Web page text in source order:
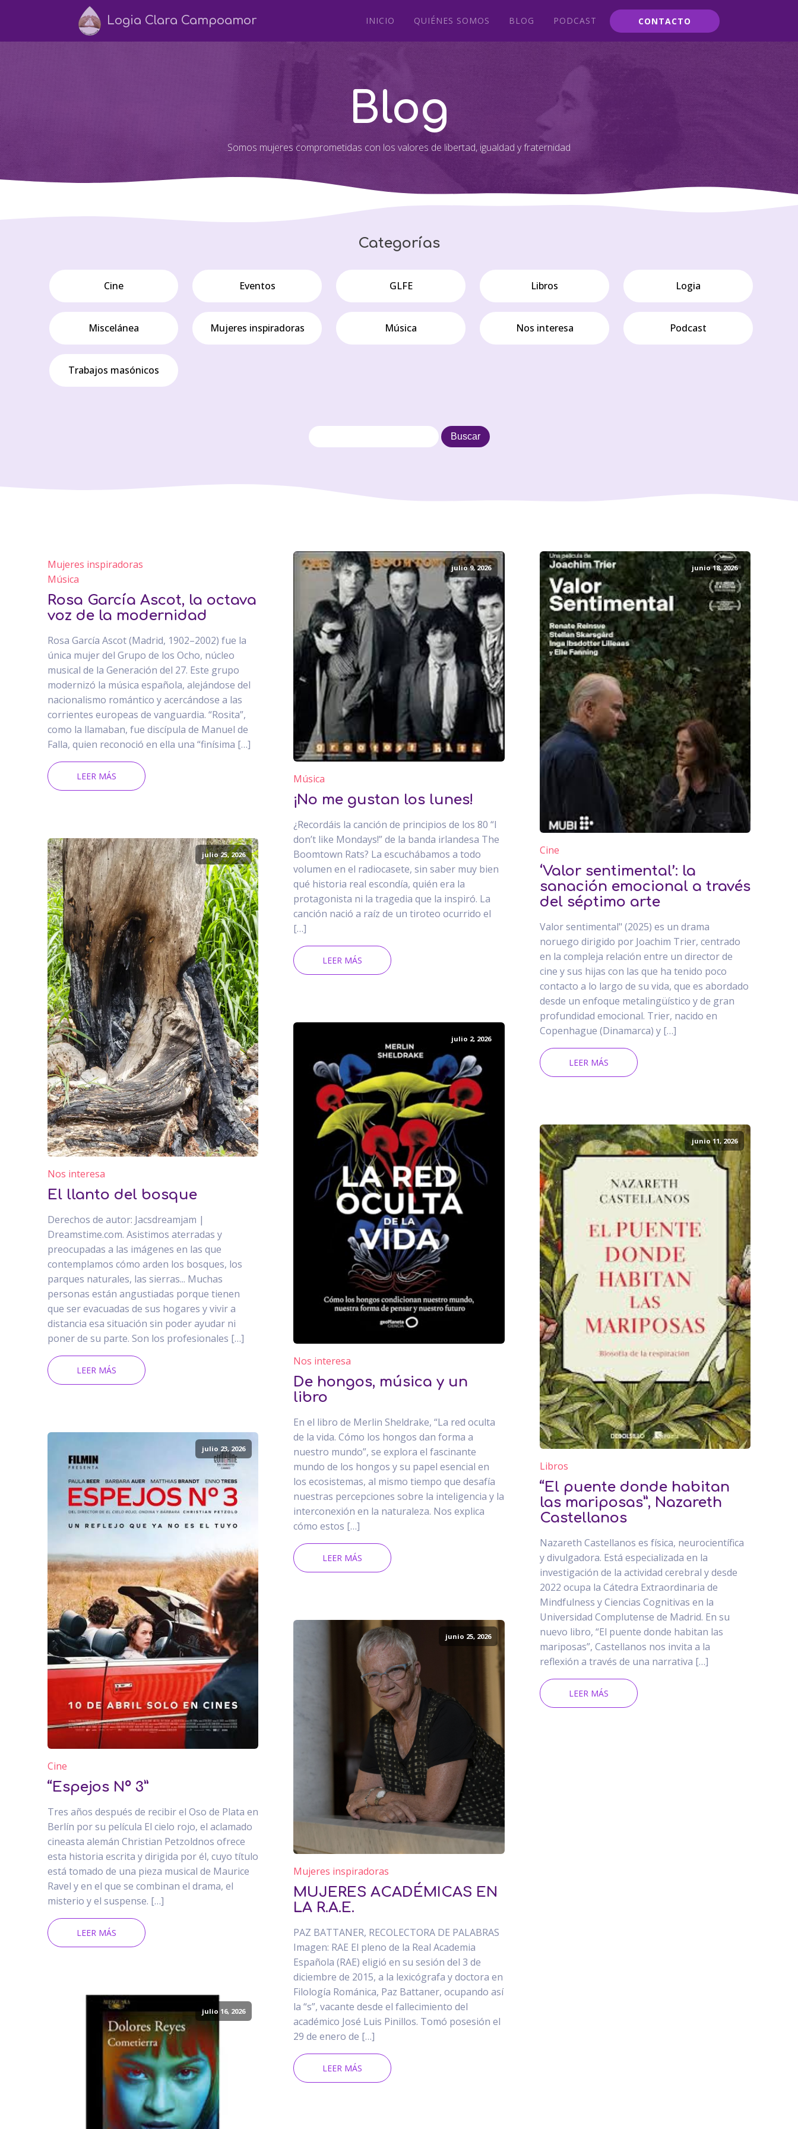
Logia Clara Campoamor INICIO QUIÉNES SOMOS BLOG PODCAST CONTACTO
Blog
Somos mujeres comprometidas con los valores de libertad, igualdad y fraternidad
Categorías
Cine Eventos GLFE Libros Logia
Miscelánea Mujeres inspiradoras Música Nos interesa Podcast
Trabajos masónicos
Mujeres inspiradoras
Música
Rosa García Ascot, la octava
voz de la modernidad
Rosa García Ascot (Madrid, 1902–2002) fue la
única mujer del Grupo de los Ocho, núcleo
musical de la Generación del 27. Este grupo
modernizó la música española, alejándose del
nacionalismo romántico y acercándose a las
corrientes europeas de vanguardia. “Rosita”,
como la llamaban, fue discípula de Manuel de
Falla, quien reconoció en ella una “finísima […]
LEER MÁS
julio 25, 2026
Nos interesa
El llanto del bosque
Derechos de autor: Jacsdreamjam |
Dreamstime.com. Asistimos aterradas y
preocupadas a las imágenes en las que
contemplamos cómo arden los bosques, los
parques naturales, las sierras... Muchas
personas están angustiadas porque tienen
que ser evacuadas de sus hogares y vivir a
distancia esa situación sin poder ayudar ni
poner de su parte. Son los profesionales […]
LEER MÁS
julio 23, 2026
Cine
“Espejos Nº 3”
Tres años después de recibir el Oso de Plata en
Berlín por su película El cielo rojo, el aclamado
cineasta alemán Christian Petzoldnos ofrece
esta historia escrita y dirigida por él, cuyo título
está tomado de una pieza musical de Maurice
Ravel y en el que se combinan el drama, el
misterio y el suspense. […]
LEER MÁS
julio 16, 2026
julio 9, 2026
Música
¡No me gustan los lunes!
¿Recordáis la canción de principios de los 80 “I
don’t like Mondays!” de la banda irlandesa The
Boomtown Rats? La escuchábamos a todo
volumen en el radiocasete, sin saber muy bien
qué historia real escondía, quién era la
protagonista ni la tragedia que la inspiró. La
canción nació a raíz de un tiroteo ocurrido el
[…]
LEER MÁS
julio 2, 2026
Nos interesa
De hongos, música y un
libro
En el libro de Merlin Sheldrake, “La red oculta
de la vida. Cómo los hongos dan forma a
nuestro mundo”, se explora el fascinante
mundo de los hongos y su papel esencial en
los ecosistemas, al mismo tiempo que desafía
nuestras percepciones sobre la inteligencia y la
interconexión en la naturaleza. Nos explica
cómo estos […]
LEER MÁS
junio 25, 2026
Mujeres inspiradoras
MUJERES ACADÉMICAS EN
LA R.A.E.
PAZ BATTANER, RECOLECTORA DE PALABRAS
Imagen: RAE El pleno de la Real Academia
Española (RAE) eligió en su sesión del 3 de
diciembre de 2015, a la lexicógrafa y doctora en
Filología Románica, Paz Battaner, ocupando así
la “s”, vacante desde el fallecimiento del
académico José Luis Pinillos. Tomó posesión el
29 de enero de […]
LEER MÁS
junio 18, 2026
Cine
‘Valor sentimental’: la
sanación emocional a través
del séptimo arte
Valor sentimental" (2025) es un drama
noruego dirigido por Joachim Trier, centrado
en la compleja relación entre un director de
cine y sus hijas con las que ha tenido poco
contacto a lo largo de su vida, que es abordado
desde un enfoque metalingüístico y de gran
profundidad emocional. Trier, nacido en
Copenhague (Dinamarca) y […]
LEER MÁS
junio 11, 2026
Libros
“El puente donde habitan
las mariposas”, Nazareth
Castellanos
Nazareth Castellanos es física, neurocientífica
y divulgadora. Está especializada en la
investigación de la actividad cerebral y desde
2022 ocupa la Cátedra Extraordinaria de
Mindfulness y Ciencias Cognitivas en la
Universidad Complutense de Madrid. En su
nuevo libro, “El puente donde habitan las
mariposas”, Castellanos nos invita a la
reflexión a través de una narrativa […]
LEER MÁS